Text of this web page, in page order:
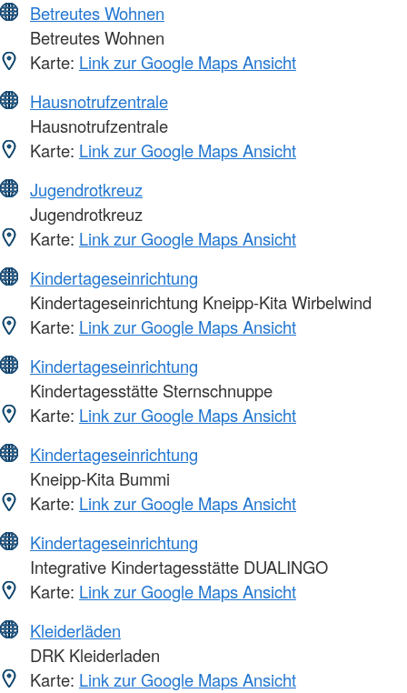
Betreutes Wohnen
Betreutes Wohnen
Karte: Link zur Google Maps Ansicht
Hausnotrufzentrale
Hausnotrufzentrale
Karte: Link zur Google Maps Ansicht
Jugendrotkreuz
Jugendrotkreuz
Karte: Link zur Google Maps Ansicht
Kindertageseinrichtung
Kindertageseinrichtung Kneipp-Kita Wirbelwind
Karte: Link zur Google Maps Ansicht
Kindertageseinrichtung
Kindertagesstätte Sternschnuppe
Karte: Link zur Google Maps Ansicht
Kindertageseinrichtung
Kneipp-Kita Bummi
Karte: Link zur Google Maps Ansicht
Kindertageseinrichtung
Integrative Kindertagesstätte DUALINGO
Karte: Link zur Google Maps Ansicht
Kleiderläden
DRK Kleiderladen
Karte: Link zur Google Maps Ansicht